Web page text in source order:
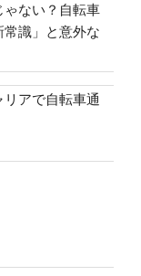
ゃない？自転車
常識」と意外な
アで自転車通